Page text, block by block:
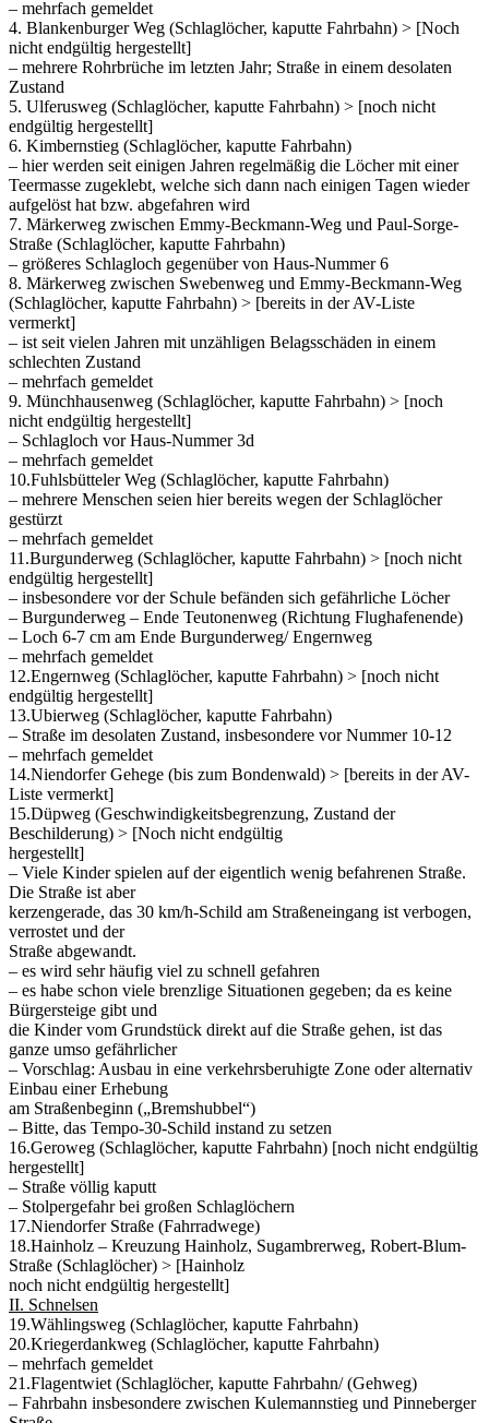
– mehrfach gemeldet
4. Blankenburger Weg (Schlaglöcher, kaputte Fahrbahn) > [Noch
nicht endgültig hergestellt]
– mehrere Rohrbrüche im letzten Jahr; Straße in einem desolaten
Zustand
5. Ulferusweg (Schlaglöcher, kaputte Fahrbahn) > [noch nicht
endgültig hergestellt]
6. Kimbernstieg (Schlaglöcher, kaputte Fahrbahn)
– hier werden seit einigen Jahren regelmäßig die Löcher mit einer
Teermasse zugeklebt, welche sich dann nach einigen Tagen wieder
aufgelöst hat bzw. abgefahren wird
7. Märkerweg zwischen Emmy-Beckmann-Weg und Paul-Sorge-
Straße (Schlaglöcher, kaputte Fahrbahn)
– größeres Schlagloch gegenüber von Haus-Nummer 6
8. Märkerweg zwischen Swebenweg und Emmy-Beckmann-Weg
(Schlaglöcher, kaputte Fahrbahn) > [bereits in der AV-Liste
vermerkt]
– ist seit vielen Jahren mit unzähligen Belagsschäden in einem
schlechten Zustand
– mehrfach gemeldet
9. Münchhausenweg (Schlaglöcher, kaputte Fahrbahn) > [noch
nicht endgültig hergestellt]
– Schlagloch vor Haus-Nummer 3d
– mehrfach gemeldet
10.Fuhlsbütteler Weg (Schlaglöcher, kaputte Fahrbahn)
– mehrere Menschen seien hier bereits wegen der Schlaglöcher
gestürzt
– mehrfach gemeldet
11.Burgunderweg (Schlaglöcher, kaputte Fahrbahn) > [noch nicht
endgültig hergestellt]
– insbesondere vor der Schule befänden sich gefährliche Löcher
– Burgunderweg – Ende Teutonenweg (Richtung Flughafenende)
– Loch 6-7 cm am Ende Burgunderweg/ Engernweg
– mehrfach gemeldet
12.Engernweg (Schlaglöcher, kaputte Fahrbahn) > [noch nicht
endgültig hergestellt]
13.Ubierweg (Schlaglöcher, kaputte Fahrbahn)
– Straße im desolaten Zustand, insbesondere vor Nummer 10-12
– mehrfach gemeldet
14.Niendorfer Gehege (bis zum Bondenwald) > [bereits in der AV-
Liste vermerkt]
15.Düpweg (Geschwindigkeitsbegrenzung, Zustand der
Beschilderung) > [Noch nicht endgültig
hergestellt]
– Viele Kinder spielen auf der eigentlich wenig befahrenen Straße.
Die Straße ist aber
kerzengerade, das 30 km/h-Schild am Straßeneingang ist verbogen,
verrostet und der
Straße abgewandt.
– es wird sehr häufig viel zu schnell gefahren
– es habe schon viele brenzlige Situationen gegeben; da es keine
Bürgersteige gibt und
die Kinder vom Grundstück direkt auf die Straße gehen, ist das
ganze umso gefährlicher
– Vorschlag: Ausbau in eine verkehrsberuhigte Zone oder alternativ
Einbau einer Erhebung
am Straßenbeginn („Bremshubbel“)
– Bitte, das Tempo-30-Schild instand zu setzen
16.Geroweg (Schlaglöcher, kaputte Fahrbahn) [noch nicht endgültig
hergestellt]
– Straße völlig kaputt
– Stolpergefahr bei großen Schlaglöchern
17.Niendorfer Straße (Fahrradwege)
18.Hainholz – Kreuzung Hainholz, Sugambrerweg, Robert-Blum-
Straße (Schlaglöcher) > [Hainholz
noch nicht endgültig hergestellt]
II. Schnelsen
19.Wählingsweg (Schlaglöcher, kaputte Fahrbahn)
20.Kriegerdankweg (Schlaglöcher, kaputte Fahrbahn)
– mehrfach gemeldet
21.Flagentwiet (Schlaglöcher, kaputte Fahrbahn/ (Gehweg)
– Fahrbahn insbesondere zwischen Kulemannstieg und Pinneberger